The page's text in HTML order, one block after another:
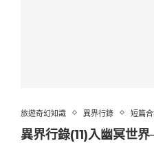
旅遊奇幻知識 異界行錄 短篇
異界行錄(11)入幽冥世